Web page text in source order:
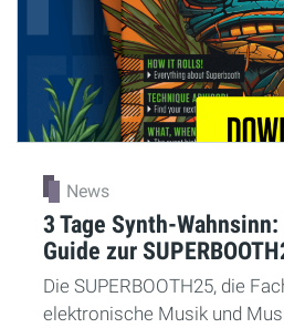
News
3 Tage Synth-
Guide zur
Die SUPERBOOTH25, die
elektronische Musik und